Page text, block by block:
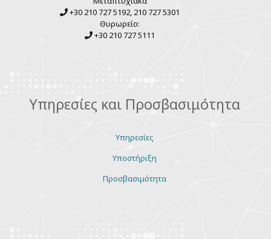
+30 210 727 5192, 210 727 5301
Θυρωρείο:
+30 210 727 5111
Υπηρεσίες και Προσβασιμότητα
Υπηρεσίες
Υποστήριξη
Προσβασιμότητα